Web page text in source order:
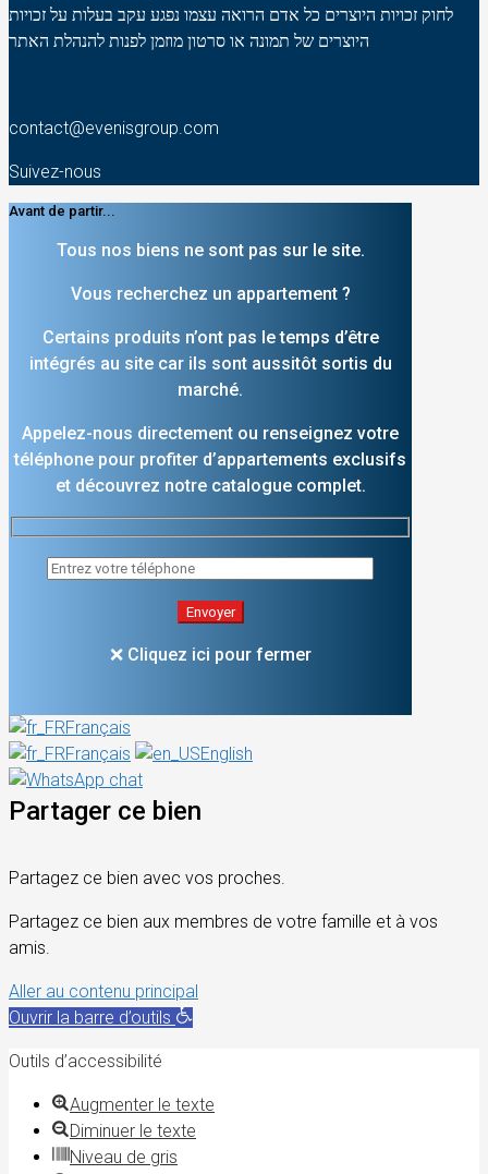
לחוק זכויות היוצרים כל אדם הרואה עצמו נפגע עקב בעלות על זכויות
היוצרים של תמונה או סרטון מוזמן לפנות להנהלת האתר
contact@evenisgroup.com
Suivez-nous
Avant de partir...
Tous nos biens ne sont pas sur le site.
Vous recherchez un appartement ?
Certains produits n’ont pas le temps d’être
intégrés au site car ils sont aussitôt sortis du
marché.
Appelez-nous directement ou renseignez votre
téléphone pour profiter d’appartements exclusifs
et découvrez notre catalogue complet.
❌ Cliquez ici pour fermer
Français
Français
English
Partager ce bien
Partagez ce bien avec vos proches.
Partagez ce bien aux membres de votre famille et à vos
amis.
Aller au contenu principal
Ouvrir la barre d’outils
Outils d’accessibilité
Augmenter le texte
Diminuer le texte
Niveau de gris